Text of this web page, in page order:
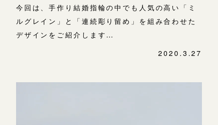
今回は、手作り結婚指輪の中でも人気の高い「ミ
ルグレイン」と「連続彫り留め」を組み合わせた
デザインをご紹介します…
2020.3.27